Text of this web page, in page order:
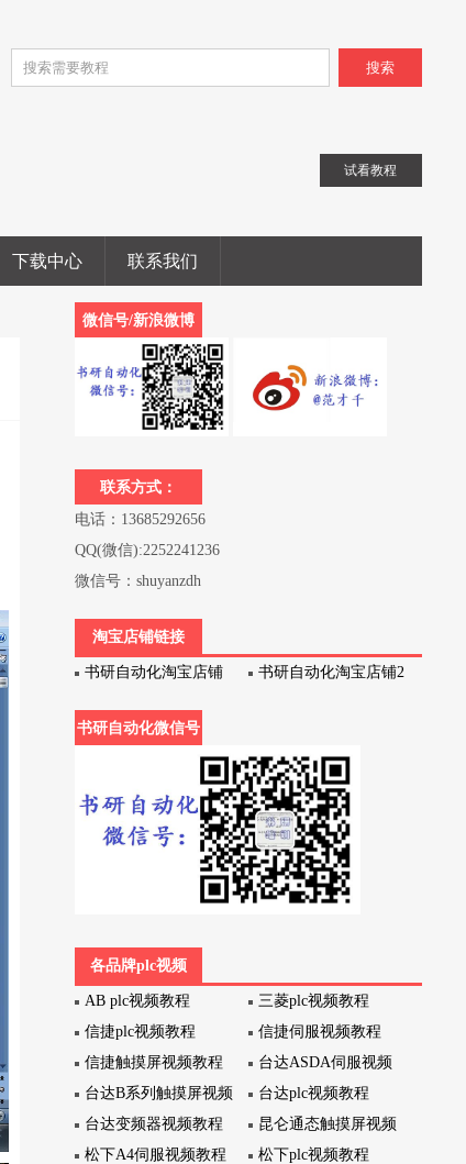
搜索
试看教程
下载中心 联系我们
微信号/新浪微博
联系方式：
电话：13685292656
QQ(微信):2252241236
微信号：shuyanzdh
淘宝店铺链接
书研自动化淘宝店铺 书研自动化淘宝店铺2
书研自动化微信号
各品牌plc视频
AB plc视频教程
三菱plc视频教程
信捷plc视频教程
信捷伺服视频教程
信捷触摸屏视频教程
台达ASDA伺服视频
台达B系列触摸屏视频
台达plc视频教程
台达变频器视频教程
昆仑通态触摸屏视频
松下A4伺服视频教程
松下plc视频教程